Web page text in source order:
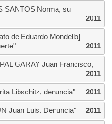
SANTOS Norma, su
2011
de Eduardo Mondello]
2011
GARAY Juan Francisco,
2011
Libschitz, denuncia" 2011
Juan Luis. Denuncia" 2011